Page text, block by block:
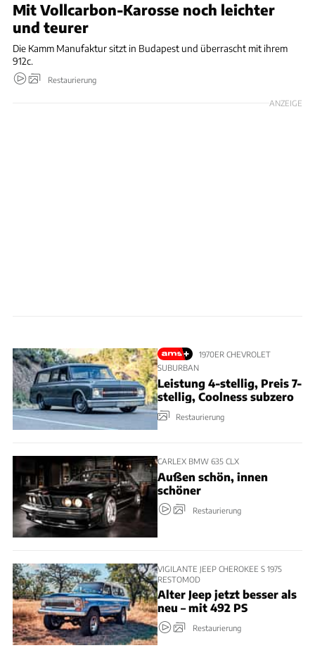
Mit Vollcarbon-Karosse noch leichter
und teurer
Die Kamm Manufaktur sitzt in Budapest und überrascht mit ihrem
912c.
Restaurierung
ANZEIGE
1970ER CHEVROLET
SUBURBAN
Leistung 4-stellig, Preis 7-
stellig, Coolness subzero
Restaurierung
CARLEX BMW 635 CLX
Außen schön, innen
schöner
Restaurierung
VIGILANTE JEEP CHEROKEE S 1975
RESTOMOD
Alter Jeep jetzt besser als
neu – mit 492 PS
Restaurierung